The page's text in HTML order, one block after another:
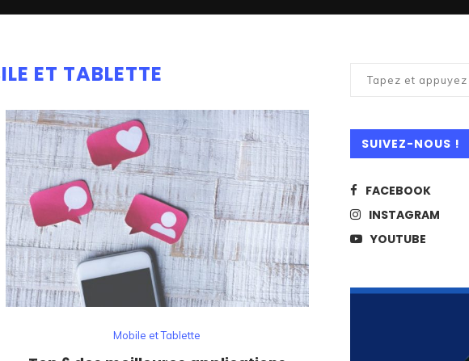
ET TABLETTE
Mobile et Tablette
SUIVEZ-NOUS !
FACEBOOK
INSTAGRAM
YOUTUBE